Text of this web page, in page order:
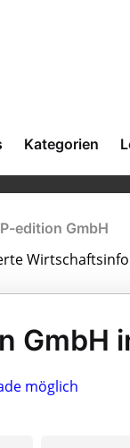
Kategorien
edition GmbH
GmbH
möglich